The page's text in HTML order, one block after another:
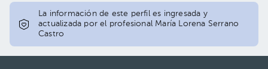
La información de este perfil es ingresada y
actualizada por el profesional María Lorena Serrano
Castro